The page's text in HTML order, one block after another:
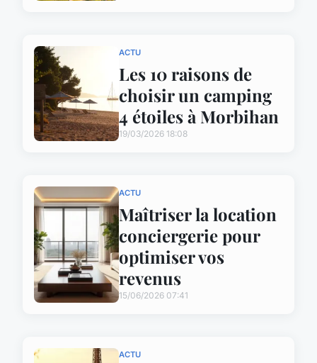
ACTU
Les 10 raisons de
choisir un camping
4 étoiles à Morbihan
19/03/2026 18:08
ACTU
Maîtriser la location
conciergerie pour
optimiser vos
revenus
15/06/2026 07:41
ACTU